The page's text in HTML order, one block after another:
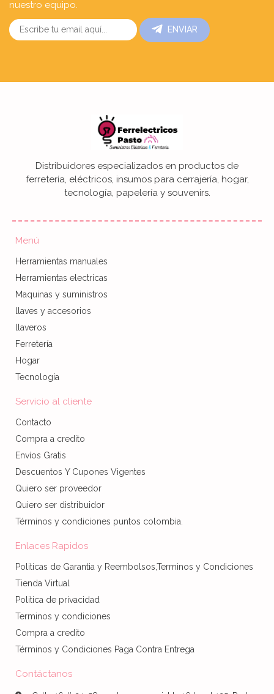
nuestro equipo.
ENVIAR
Distribuidores especializados en productos de
ferretería, eléctricos, insumos para cerrajería, hogar,
tecnología, papelería y souvenirs.
Menú
Herramientas manuales
Herramientas electricas
Maquinas y suministros
llaves y accesorios
llaveros
Ferretería
Hogar
Tecnología
Servicio al cliente
Contacto
Compra a credito
Envíos Gratis
Descuentos Y Cupones Vigentes
Quiero ser proveedor
Quiero ser distribuidor
Términos y condiciones puntos colombia.
Enlaces Rapidos
Politicas de Garantia y Reembolsos,Terminos y Condiciones
Tienda Virtual
Politica de privacidad
Terminos y condiciones
Compra a credito
Términos y Condiciones Paga Contra Entrega
Contáctanos